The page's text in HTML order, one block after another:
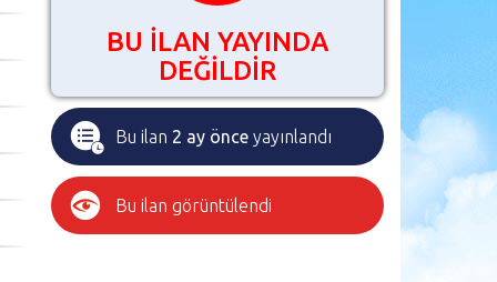
BU İLAN YAYINDA
DEĞİLDİR
Bu ilan 2 ay önce yayınlandı
Bu ilan görüntülendi